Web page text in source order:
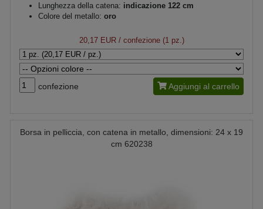
Lunghezza della catena: indicazione 122 cm
Colore del metallo: oro
20,17 EUR/ confezione (1 pz.)
confezione Aggiungi al carrello
Borsa in pelliccia, con catena in metallo, dimensioni: 24 x 19
cm 620238